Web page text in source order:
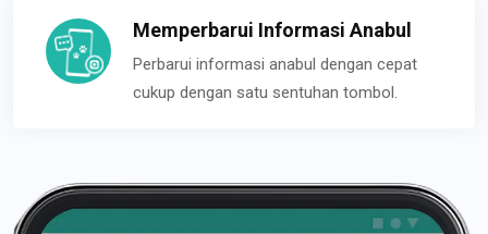
Memperbarui Informasi Anabul
Perbarui informasi anabul dengan cepat
cukup dengan satu sentuhan tombol.